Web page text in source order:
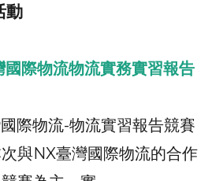
動
際物流物流實務實習報告
際物流-物流實習報告競賽
與NX臺灣國際物流的合作